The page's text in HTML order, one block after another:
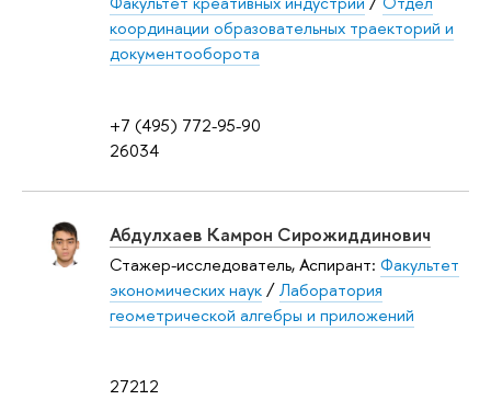
+7 (495) 772-95-90
26034
координации образовательных траекторий и
документооборота
27212
Абдулхаев Камрон Сирожиддинович
Стажер-исследователь, Аспирант: Факультет
экономических наук/Лаборатория
геометрической алгебры и приложений